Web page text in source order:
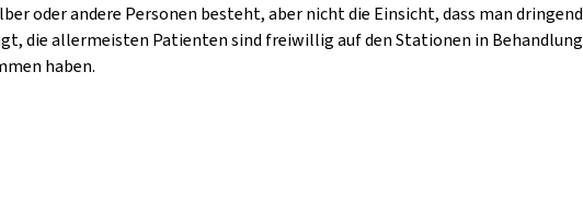
oder andere Personen besteht, aber nicht die Einsicht, dass man dringend
die allermeisten Patienten sind freiwillig auf den Stationen in Behandlung
haben.